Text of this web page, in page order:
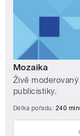
Mozaika
Živě
publicistiky.
Délka pořadu: 240